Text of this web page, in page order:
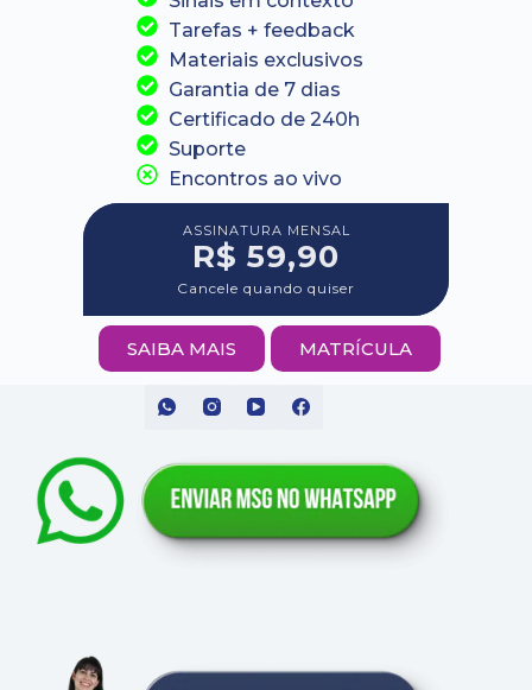
Tarefas + feedback
Materiais exclusivos
Garantia de 7 dias
Certificado de 240h
Suporte
Encontros ao vivo
ASSINATURA MENSAL
R$ 59,90
Cancele quando quiser
SAIBA MAIS MATRÍCULA